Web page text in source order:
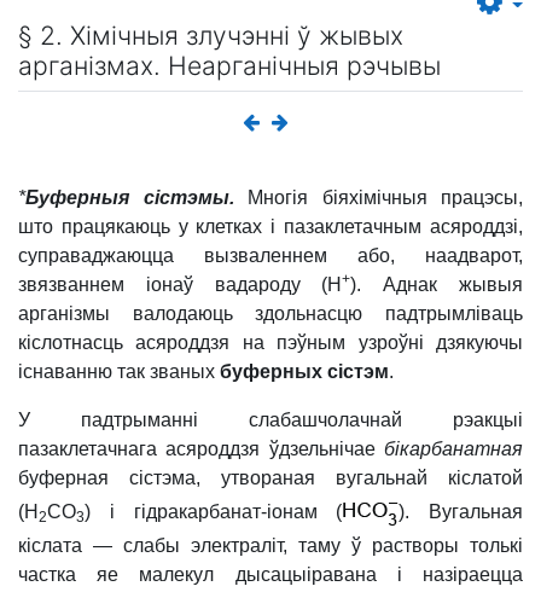
§ 2. Хімічныя злучэнні ў жывых
арганізмах. Неарганічныя рэчывы
*Буферныя сістэмы.
Многія біяхімічныя працэсы,
што працякаюць у клетках і пазаклетачным асяроддзі,
суправаджаюцца вызваленнем або, наадварот,
звязваннем іонаў вадароду (Н+). Аднак жывыя
арганізмы валодаюць здольнасцю падтрымліваць
кіслотнасць асяроддзя на пэўным узроўні дзякуючы
існаванню так званых буферных сістэм.
У падтрыманні слабашчолачнай рэакцыі
пазаклетачнага асяроддзя ўдзельнічае бікарбанатная
буферная сістэма, утвораная вугальнай кіслатой
(Н 2СО3) і гідракарбанат-іонам (
). Вугальная
кіслата — слабы электраліт, таму ў растворы толькі
частка яе малекул дысацыіравана і назіраецца